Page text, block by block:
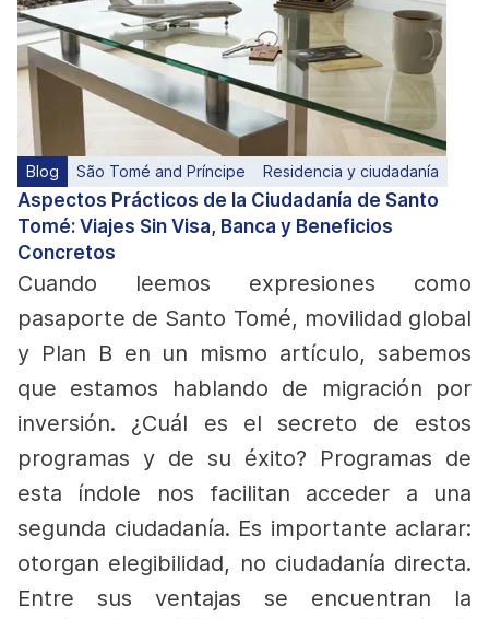
Blog São Tomé and Príncipe Residencia y ciudadanía
Aspectos Prácticos de la Ciudadanía de Santo
Tomé: Viajes Sin Visa, Banca y Beneficios
Concretos
Cuando leemos expresiones como
pasaporte de Santo Tomé, movilidad global
y Plan B en un mismo artículo, sabemos
que estamos hablando de migración por
inversión. ¿Cuál es el secreto de estos
programas y de su éxito? Programas de
esta índole nos facilitan acceder a una
segunda ciudadanía. Es importante aclarar:
otorgan elegibilidad, no ciudadanía directa.
Entre sus ventajas se encuentran la